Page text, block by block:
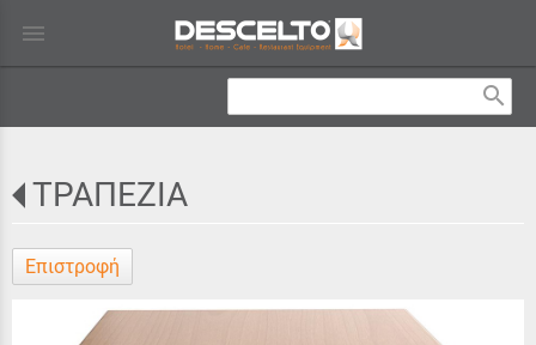
menu
search
ΤΡΑΠΕΖΙΑ
Επιστροφή